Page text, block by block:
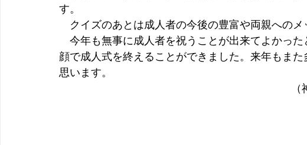
す。
クイズのあとは成人者の今後の豊富や両親へのメ
今年も無事に成人者を祝うことが出来てよかっ
顔で成人式を終えることができました。来年もま
思います。